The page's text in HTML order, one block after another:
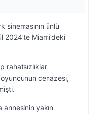
sinemasının ünlü
2024’te Miami’deki
rahatsızlıkları
cenazesi,
annesinin yakın